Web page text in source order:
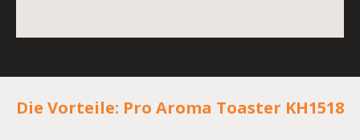
Die Vorteile: Pro Aroma Toaster KH1518